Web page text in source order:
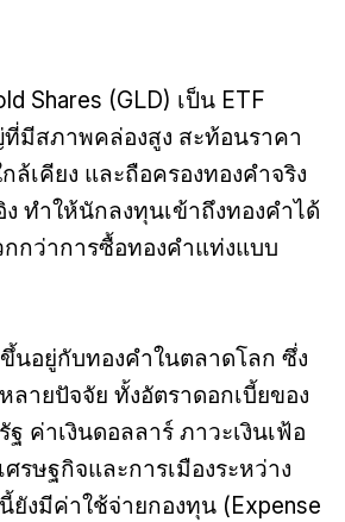
Shares (GLD) เป็น ETF
มีสภาพคล่องสูง สะท้อนราคา
ล้เคียง และถือครองทองคำจริง
ทำให้นักลงทุนเข้าถึงทองคำได้
กกว่าการซื้อทองคำแท่งแบบ
นอยู่กับทองคำในตลาดโลก ซึ่ง
ายปัจจัย ทั้งอัตราดอกเบี้ยของ
ค่าเงินดอลลาร์ ภาวะเงินเฟ้อ
รษฐกิจและการเมืองระหว่าง
ยังมีค่าใช้จ่ายกองทุน (Expense